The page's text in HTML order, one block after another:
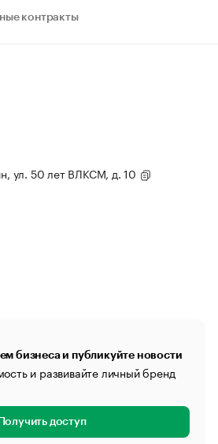
контракты
ул. 50 лет ВЛКСМ, д. 10
бизнеса и публикуйте новости
и развивайте личный бренд
Получить доступ